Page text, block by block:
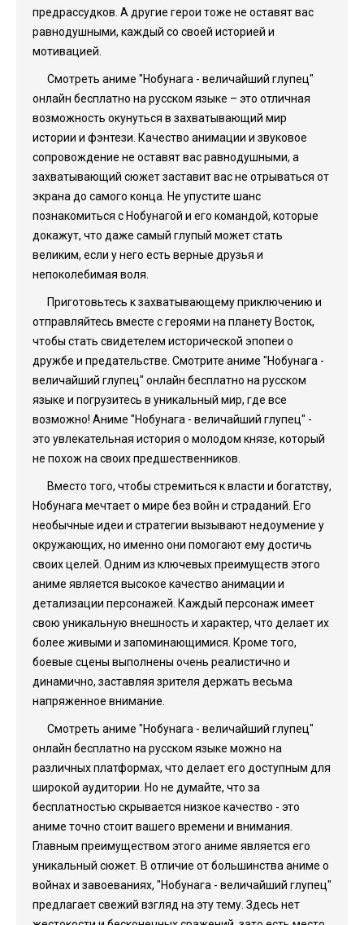
предрассудков. А другие герои тоже не оставят вас
равнодушными, каждый со своей историей и
мотивацией.
Смотреть аниме "Нобунага - величайший глупец"
онлайн бесплатно на русском языке – это отличная
возможность окунуться в захватывающий мир
истории и фэнтези. Качество анимации и звуковое
сопровождение не оставят вас равнодушными, а
захватывающий сюжет заставит вас не отрываться от
экрана до самого конца. Не упустите шанс
познакомиться с Нобунагой и его командой, которые
докажут, что даже самый глупый может стать
великим, если у него есть верные друзья и
непоколебимая воля.
Приготовьтесь к захватывающему приключению и
отправляйтесь вместе с героями на планету Восток,
чтобы стать свидетелем исторической эпопеи о
дружбе и предательстве. Смотрите аниме "Нобунага -
величайший глупец" онлайн бесплатно на русском
языке и погрузитесь в уникальный мир, где все
возможно! Аниме "Нобунага - величайший глупец" -
это увлекательная история о молодом князе, который
не похож на своих предшественников.
Вместо того, чтобы стремиться к власти и богатству,
Нобунага мечтает о мире без войн и страданий. Его
необычные идеи и стратегии вызывают недоумение у
окружающих, но именно они помогают ему достичь
своих целей. Одним из ключевых преимуществ этого
аниме является высокое качество анимации и
детализации персонажей. Каждый персонаж имеет
свою уникальную внешность и характер, что делает их
более живыми и запоминающимися. Кроме того,
боевые сцены выполнены очень реалистично и
динамично, заставляя зрителя держать весьма
напряженное внимание.
Смотреть аниме "Нобунага - величайший глупец"
онлайн бесплатно на русском языке можно на
различных платформах, что делает его доступным для
широкой аудитории. Но не думайте, что за
бесплатностью скрывается низкое качество - это
аниме точно стоит вашего времени и внимания.
Главным преимуществом этого аниме является его
уникальный сюжет. В отличие от большинства аниме о
войнах и завоеваниях, "Нобунага - величайший глупец"
предлагает свежий взгляд на эту тему. Здесь нет